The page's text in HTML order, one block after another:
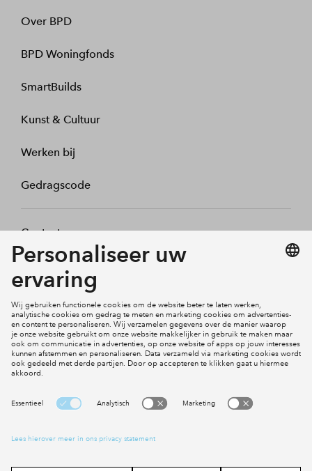
Over BPD
BPD Woningfonds
SmartBuilds
Kunst & Cultuur
Werken bij
Gedragscode
Contact
Mijn profiel
Social Media
Cookies